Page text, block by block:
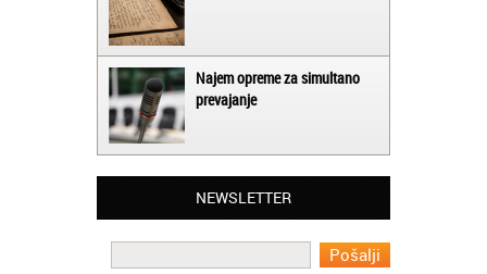
Najem opreme za simultano
prevajanje
NEWSLETTER
Oxford, ker so resnično profesionalni in
prevajalske storitve opravljajo hitro in
učinkoviti.